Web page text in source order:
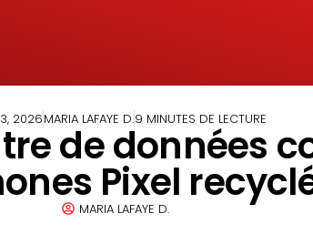
2026MARIA LAFAYE D.9 MINUTES DE LECTURE
de données
Pixel
MARIA LAFAYE D.